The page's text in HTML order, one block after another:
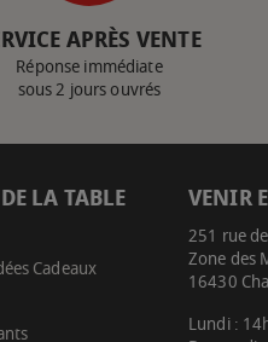
APRÈS VENTE
Réponse immédiate
sous 2 jours ouvrés
LA TABLE
Cadeaux
VENIR
251 rue
Zone des
16430
Lundi :